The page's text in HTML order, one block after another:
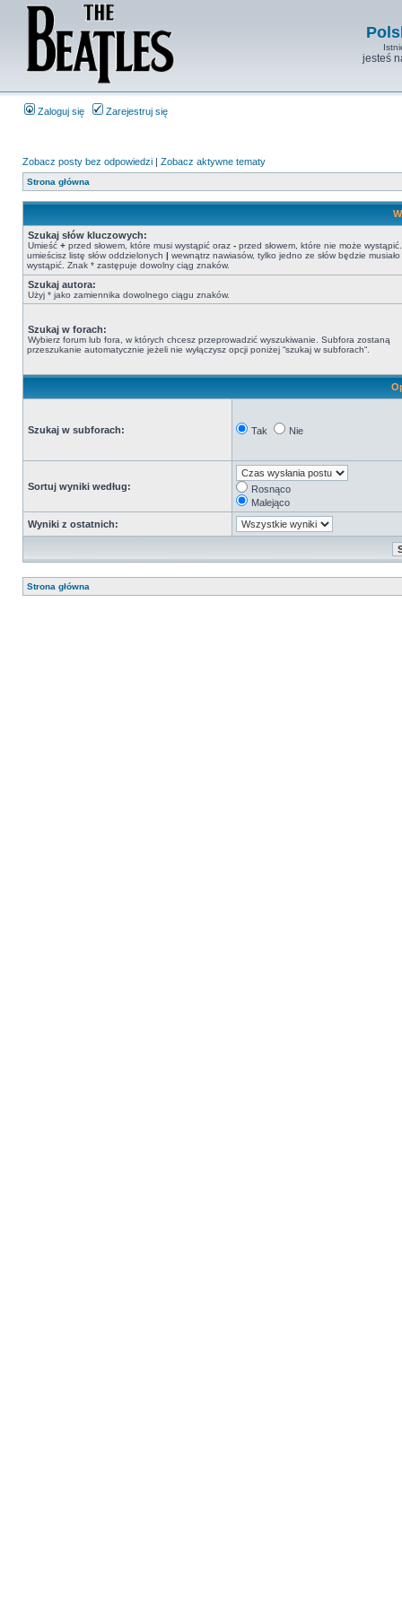
jesteś
Zaloguj się Zarejestruj się
Zobacz posty bez odpowiedzi | Zobacz aktywne tematy
Strona główna
Szukaj słów kluczowych:
Umieść + przed słowem, które musi wystąpić oraz - przed słowem, które nie może
umieścisz listę słów oddzielonych | wewnątrz nawiasów, tylko jedno ze słów będzie musiało
wystąpić. Znak * zastępuje dowolny ciąg znaków.
Szukaj autora:
Użyj * jako zamiennika dowolnego ciągu znaków.
Szukaj w forach:
Wybierz forum lub fora, w których chcesz przeprowadzić wyszukiwanie. Subfora zostaną
przeszukanie automatycznie jeżeli nie wyłączysz opcji poniżej “szukaj w subforach“.
Szukaj w subforach: Tak Nie
Sortuj wyniki według:
Rosnąco
Malejąco
Wyniki z ostatnich:
Strona główna